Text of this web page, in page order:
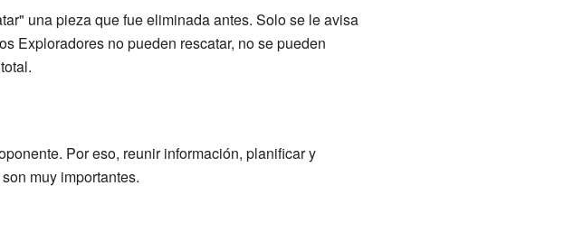
una pieza que fue eliminada antes. Solo se le avisa
Exploradores no pueden rescatar, no se pueden
Por eso, reunir información, planificar y
muy importantes.